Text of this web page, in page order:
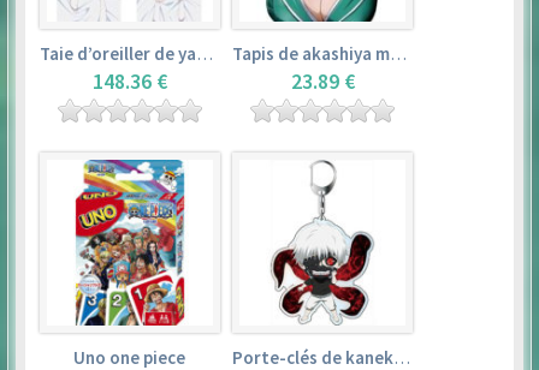
Taie d’oreiller de yamada elf – eromanga sensei
148.36 €
Tapis de akashiya moka – rosario + vampire
23.89 €
Uno one piece Porte-clés de kaneki ken – tokyo ghoul